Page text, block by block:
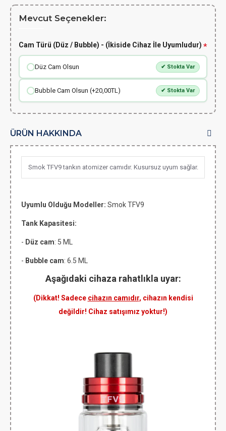
Mevcut Seçenekler:
Cam Türü (Düz / Bubble) - (İkiside Cihaz İle Uyumludur)
Düz Cam Olsun ✔ Stokta Var
Bubble Cam Olsun (+20,00TL) ✔ Stokta Var
ÜRÜN HAKKINDA
Smok TFV9 tankın atomizer camıdır. Kusursuz uyum sağlar.
Uyumlu Olduğu Modeller: Smok TFV9
Tank Kapasitesi:
- Düz cam: 5 ML
- Bubble cam: 6.5 ML
Aşağıdaki cihaza rahatlıkla uyar:
(Dikkat! Sadece cihazın camıdır, cihazın kendisi
değildir! Cihaz satışımız yoktur!)